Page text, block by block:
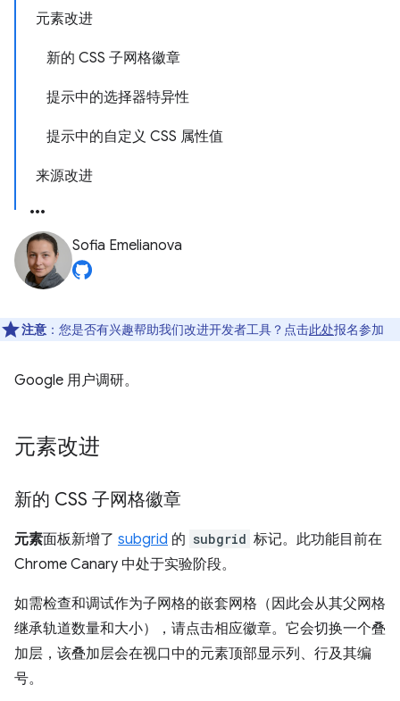
元素改进
新的 CSS 子网格徽章
提示中的选择器特异性
提示中的自定义 CSS 属性值
来源改进
Sofia Emelianova
注意 ：您是否有兴趣帮助我们改进开发者工具？点击此处报名参加
Google 用户调研。
元素改进
新的 CSS 子网格徽章
元素面板新增了 subgrid 的 subgrid 标记。此功能目前在
Chrome Canary 中处于实验阶段。
如需检查和调试作为子网格的嵌套网格（因此会从其父网格
继承轨道数量和大小），请点击相应徽章。它会切换一个叠
加层，该叠加层会在视口中的元素顶部显示列、行及其编
号。